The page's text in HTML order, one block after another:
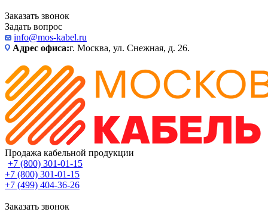
Заказать звонок
Задать вопрос
info@mos-kabel.ru
Адрес офиса:г. Москва, ул. Снежная, д. 26.
Продажа кабельной продукции
+7 (800) 301-01-15
+7 (800) 301-01-15
+7 (499) 404-36-26
Заказать звонок